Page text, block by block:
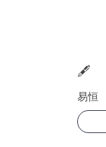
🖋️
易恒